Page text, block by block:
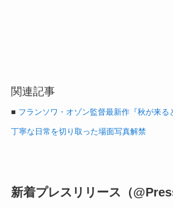
関連記事
■ フランソワ・オゾン監督最新作『秋が来る
丁寧な日常を切り取った場面写真解禁
新着プレスリリース（